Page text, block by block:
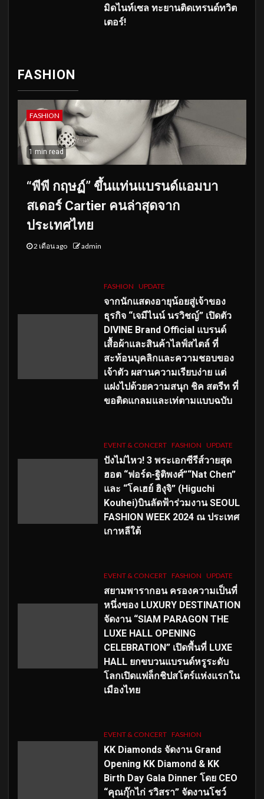
มิดไนท์เซล ทะยานติดเทรนด์ทวิต
เตอร์!
FASHION
FASHION
1 min read
“พีพี กฤษฏ์” ขึ้นแท่นแบรนด์แอมบา
สเดอร์ Cartier คนล่าสุดจาก
ประเทศไทย
2 เดือน ago admin
FASHION UPDATE
จากนักแสดงอายุน้อยสู่เจ้าของ
ธุรกิจ “เจมีไนน์ นรวิชญ์” เปิดตัว
DIVINE Brand Official แบรนด์
เสื้อผ้าและสินค้าไลฟ์สไตล์ ที่
สะท้อนบุคลิกและความชอบของ
เจ้าตัว ผสานความเรียบง่าย แต่
แฝงไปด้วยความสนุก ชิค สตรีท ที่
ขอติดแกลมและเท่ตามแบบฉบับ
EVENT & CONCERT FASHION UPDATE
ปังไม่ไหว! 3 พระเอกซีรีส์วายสุด
ฮอต “ฟอร์ด-ฐิติพงศ์”“Nat Chen”
และ “โคเฮย์ ฮิงุจิ” (Higuchi
Kouhei)บินลัดฟ้าร่วมงาน SEOUL
FASHION WEEK 2024 ณ ประเทศ
เกาหลีใต้
EVENT & CONCERT FASHION UPDATE
สยามพารากอน ครองความเป็นที่
หนึ่งของ LUXURY DESTINATION
จัดงาน “SIAM PARAGON THE
LUXE HALL OPENING
CELEBRATION” เปิดพื้นที่ LUXE
HALL ยกขบวนแบรนด์หรูระดับ
โลกเปิดแฟล็กชิปสโตร์แห่งแรกใน
เมืองไทย
EVENT & CONCERT FASHION
KK Diamonds จัดงาน Grand
Opening KK Diamond & KK
Birth Day Gala Dinner โดย CEO
“คุณกุ๊กไก่ รวิสรา” จัดงานโชว์